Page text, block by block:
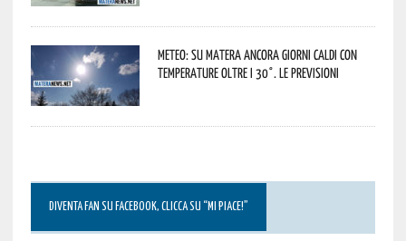
Meteo: su Matera ancora giorni caldi con
temperature oltre i 30°. Le previsioni
DIVENTA FAN SU FACEBOOK, CLICCA SU “MI PIACE!”